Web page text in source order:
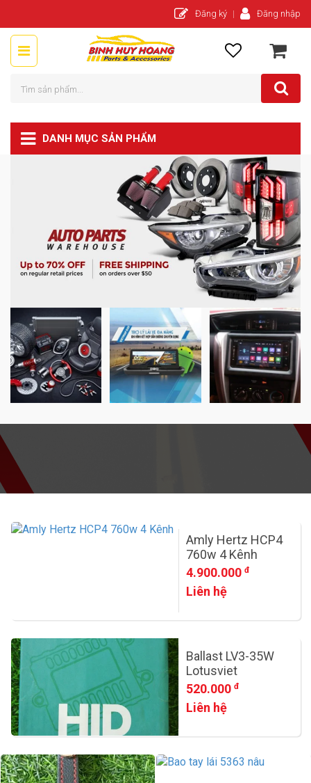
Đăng ký Đăng nhập
DANH MỤC SẢN PHẨM
Amly Hertz HCP4
760w 4 Kênh
4.900.000đ
Liên hệ
Ballast LV3-35W
Lotusviet
520.000đ
Liên hệ